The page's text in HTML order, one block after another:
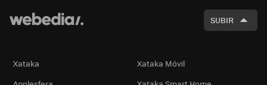
SUBIR
Xataka
Xataka Móvil